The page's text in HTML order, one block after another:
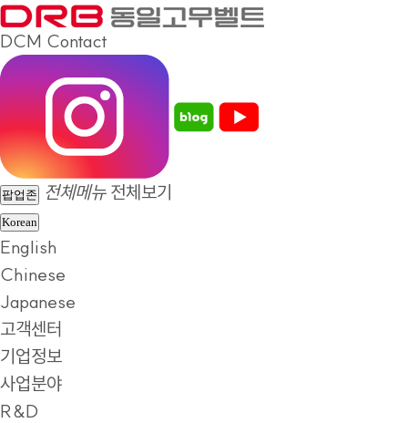
DCM Contact
팝업존 전체메뉴 전체보기
Korean
English
Chinese
Japanese
고객센터
기업정보
사업분야
R&D